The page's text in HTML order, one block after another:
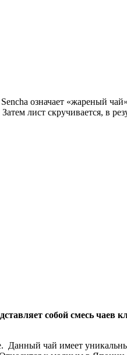
означает «жареный
лист скручивается, в
собой смесь чаев
чай имеет